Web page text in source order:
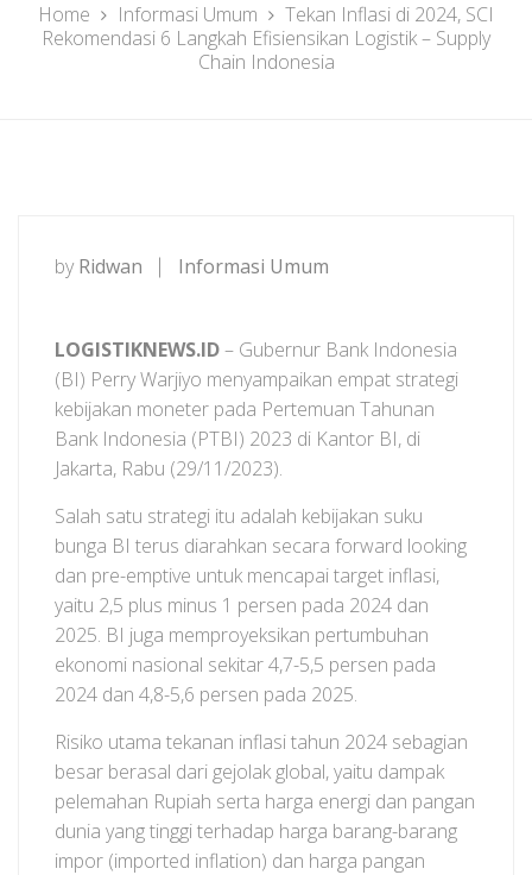
Home Informasi Umum
Tekan Inflasi di 2024, SCI
Rekomendasi 6 Langkah Efisiensikan Logistik – Supply
Chain Indonesia
by Ridwan Informasi Umum
LOGISTIKNEWS.ID– Gubernur Bank Indonesia
(BI) Perry Warjiyo menyampaikan empat strategi
kebijakan moneter pada Pertemuan Tahunan
Bank Indonesia (PTBI) 2023 di Kantor BI, di
Jakarta, Rabu (29/11/2023).
Salah satu strategi itu adalah kebijakan suku
bunga BI terus diarahkan secara forward looking
dan pre-emptive untuk mencapai target inflasi,
yaitu 2,5 plus minus 1 persen pada 2024 dan
2025. BI juga memproyeksikan pertumbuhan
ekonomi nasional sekitar 4,7-5,5 persen pada
2024 dan 4,8-5,6 persen pada 2025.
Risiko utama tekanan inflasi tahun 2024 sebagian
besar berasal dari gejolak global, yaitu dampak
pelemahan Rupiah serta harga energi dan pangan
dunia yang tinggi terhadap harga barang-barang
impor (imported inflation) dan harga pangan